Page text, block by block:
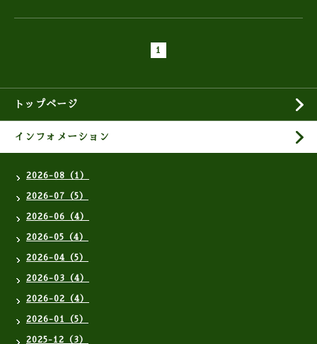
1
トップページ
インフォメーション
2026-08（1）
2026-07（5）
2026-06（4）
2026-05（4）
2026-04（5）
2026-03（4）
2026-02（4）
2026-01（5）
2025-12（3）